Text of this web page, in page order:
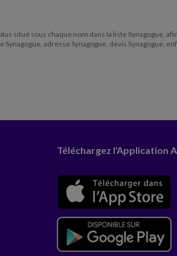
situé sous chaque nom dans la liste Synagogue,
adresse Synagogue, devis Synagogue,
Téléchargez l'Application